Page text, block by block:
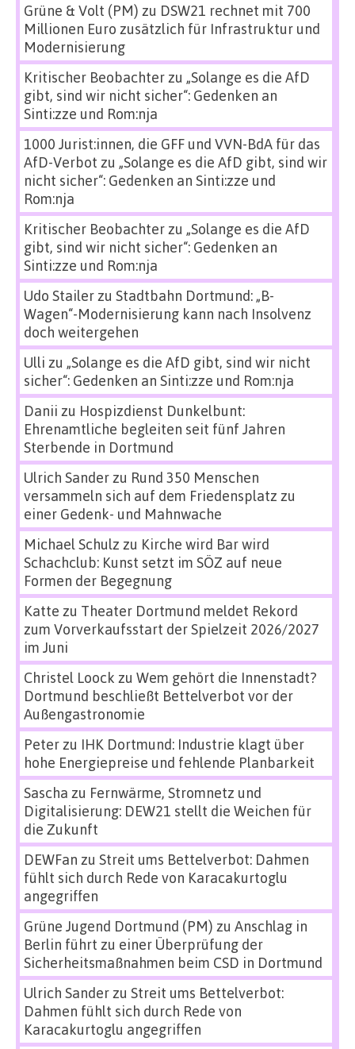
Grüne & Volt (PM) zu DSW21 rechnet mit 700
Millionen Euro zusätzlich für Infrastruktur und
Modernisierung
Kritischer Beobachterzu „Solange es die AfD
gibt, sind wir nicht sicher“: Gedenken an
Sinti:zze und Rom:nja
1000 Jurist:innen, die GFF und VVN-BdA für das
AfD-Verbot zu „Solange es die AfD gibt, sind wir
nicht sicher“: Gedenken an Sinti:zze und
Rom:nja
Kritischer Beobachterzu „Solange es die AfD
gibt, sind wir nicht sicher“: Gedenken an
Sinti:zze und Rom:nja
Udo Stailerzu Stadtbahn Dortmund: „B-
Wagen“-Modernisierung kann nach Insolvenz
doch weitergehen
Ulli zu „Solange es die AfD gibt, sind wir nicht
sicher“: Gedenken an Sinti:zze und Rom:nja
Danii zu Hospizdienst Dunkelbunt:
Ehrenamtliche begleiten seit fünf Jahren
Sterbende in Dortmund
Ulrich Sanderzu Rund 350 Menschen
versammeln sich auf dem Friedensplatz zu
einer Gedenk- und Mahnwache
Michael Schulz zu Kirche wird Bar wird
Schachclub: Kunst setzt im SÖZ auf neue
Formen der Begegnung
Katte zu Theater Dortmund meldet Rekord
zum Vorverkaufsstart der Spielzeit 2026/2027
im Juni
Christel Loock zu Wem gehört die Innenstadt?
Dortmund beschließt Bettelverbot vor der
Außengastronomie
Peterzu IHK Dortmund: Industrie klagt über
hohe Energiepreise und fehlende Planbarkeit
Sascha zu Fernwärme, Stromnetz und
Digitalisierung: DEW21 stellt die Weichen für
die Zukunft
DEWFan zu Streit ums Bettelverbot: Dahmen
fühlt sich durch Rede von Karacakurtoglu
angegriffen
Grüne Jugend Dortmund (PM) zu Anschlag in
Berlin führt zu einer Überprüfung der
Sicherheitsmaßnahmen beim CSD in Dortmund
Ulrich Sanderzu Streit ums Bettelverbot:
Dahmen fühlt sich durch Rede von
Karacakurtoglu angegriffen